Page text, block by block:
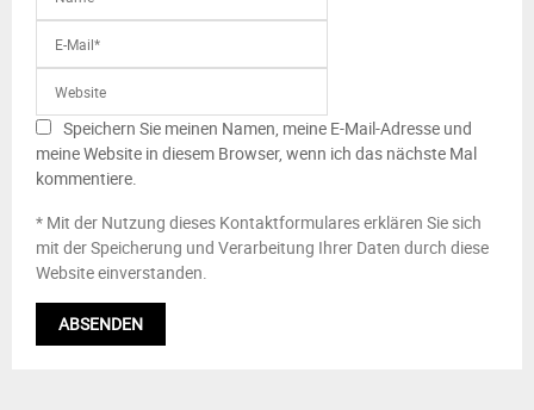
Speichern Sie meinen Namen, meine E-Mail-Adresse und
meine Website in diesem Browser, wenn ich das nächste Mal
kommentiere.
* Mit der Nutzung dieses Kontaktformulares erklären Sie sich
mit der Speicherung und Verarbeitung Ihrer Daten durch diese
Website einverstanden.